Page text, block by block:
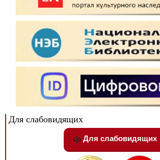
Для слабовидящих
Для слабовидящих